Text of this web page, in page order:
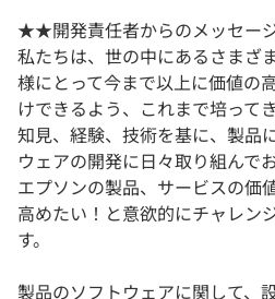
★★開発責任者からのメッセ
私たちは、世の中にあるさまざ
様にとって今まで以上に価値の
けできるよう、これまで培って
知見、経験、技術を基に、製品
ウェアの開発に日々取り組んでお
エプソンの製品、サービスの価
高めたい！と意欲的にチャレン
す。
製品のソフトウェアに関して、